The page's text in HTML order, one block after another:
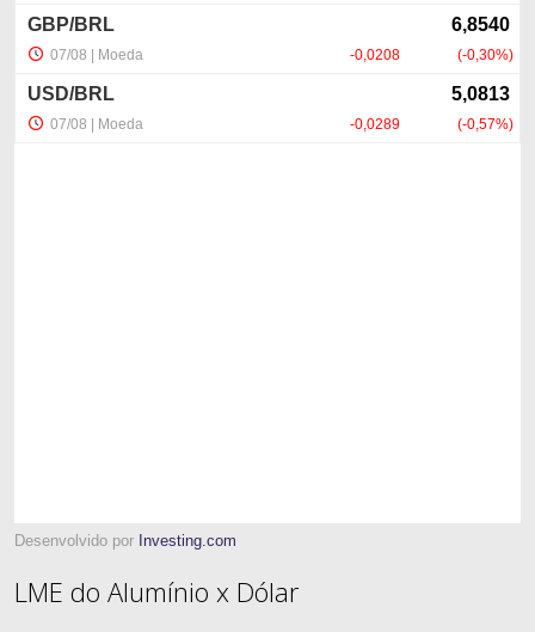
Desenvolvido por Investing.com
LME do Alumínio x Dólar